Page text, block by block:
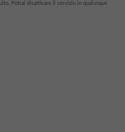
Potrai disattivare il servizio in qualunque